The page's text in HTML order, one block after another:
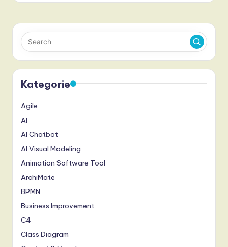
Kategorie
Agile
AI
AI Chatbot
AI Visual Modeling
Animation Software Tool
ArchiMate
BPMN
Business Improvement
C4
Class Diagram